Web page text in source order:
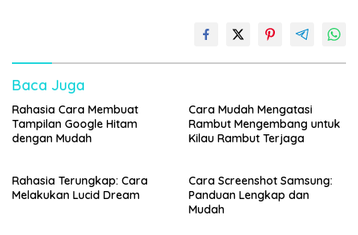
Baca Juga
Rahasia Cara Membuat
Tampilan Google Hitam
dengan Mudah
Cara Mudah Mengatasi
Rambut Mengembang untuk
Kilau Rambut Terjaga
Rahasia Terungkap: Cara
Melakukan Lucid Dream
Cara Screenshot Samsung:
Panduan Lengkap dan
Mudah